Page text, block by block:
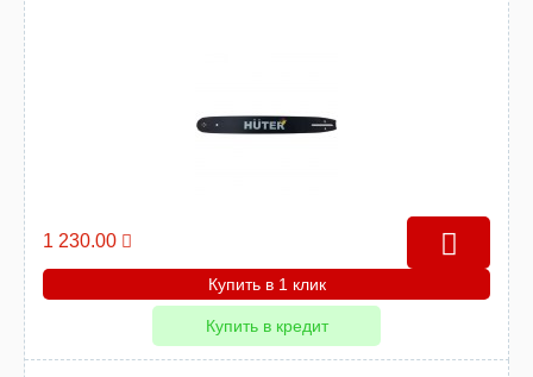
1 230.00
Купить в 1 клик
Купить в кредит